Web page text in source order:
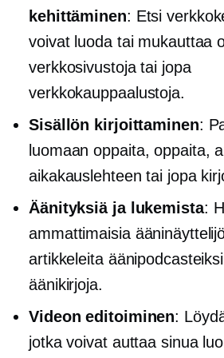
kehittäminen: Etsi
voivat luoda tai mukauttaa
verkkosivustoja tai jopa
verkkokauppaalustoja.
Sisällön kirjoittaminen:
luomaan oppaita, oppaita,
aikakauslehteen tai jopa
Äänityksiä ja lukemista:
ammattimaisia
artikkeleita
äänikirjoja.
Videon editoiminen:
jotka voivat auttaa sinua